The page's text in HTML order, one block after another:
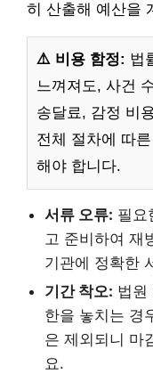
히 산출해 예산을
⚠️ 비용 함정: 법
느껴져도, 사건
송달료, 감정 비
전체 절차에 따
해야 합니다.
서류 오류: 필요
고 준비하여 재
기관에 정확한
기간 착오: 법원
한을 놓치는 경
은 제외되니 마
요.